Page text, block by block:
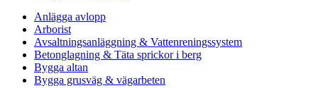
Anlägga avlopp
Arborist
Avsaltningsanläggning & Vattenreningssystem
Betonglagning & Täta sprickor i berg
Bygga altan
Bygga grusväg & vägarbeten